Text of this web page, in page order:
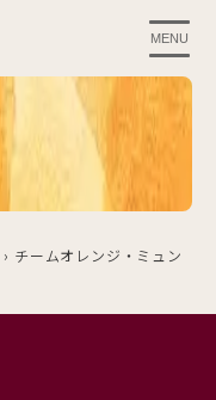
MENU
› チームオレンジ・ミュン